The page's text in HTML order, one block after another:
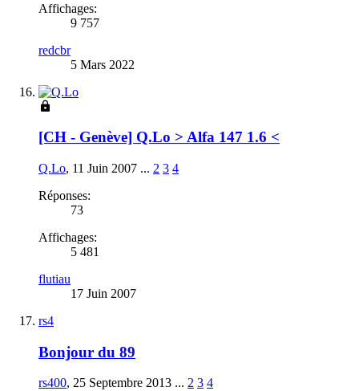
Affichages:
9 757
redcbr
5 Mars 2022
[CH - Genève] Q.Lo > Alfa 147 1.6 <
Q.Lo, 11 Juin 2007 ... 2 3 4
Réponses:
73
Affichages:
5 481
flutiau
17 Juin 2007
rs4
Bonjour du 89
rs400, 25 Septembre 2013 ... 2 3 4